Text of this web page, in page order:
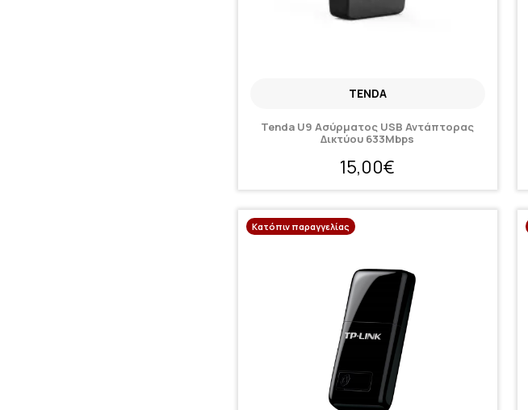
TENDA
Tenda U9 Ασύρματος USB Αντάπτορας
Δικτύου 633Mbps
15,00€
Κατόπιν παραγγελίας